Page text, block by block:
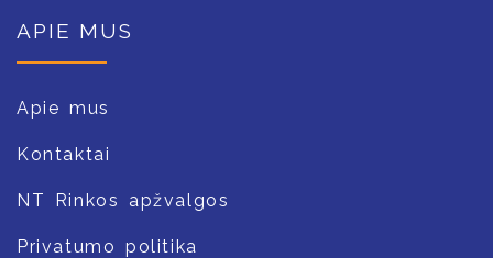
APIE MUS
Apie mus
Kontaktai
NT Rinkos apžvalgos
Privatumo politika